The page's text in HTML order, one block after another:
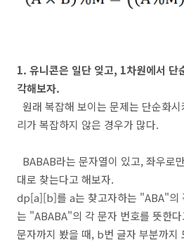
1. 유니콘은 일단 잊고, 1차원에서 단
각해보자.
원래 복잡해 보이는 문제는 단순화
리가 복잡하지 않은 경우가 많다.
BABAB라는 문자열이 있고, 좌우로
대로 찾는다고 해보자.
dp[a][b]를 a는 찾고자하는 "ABA"의
는 "ABABA"의 각 문자 번호를 뜻한
문자까지 봤을 때, b번 글자 부분까지